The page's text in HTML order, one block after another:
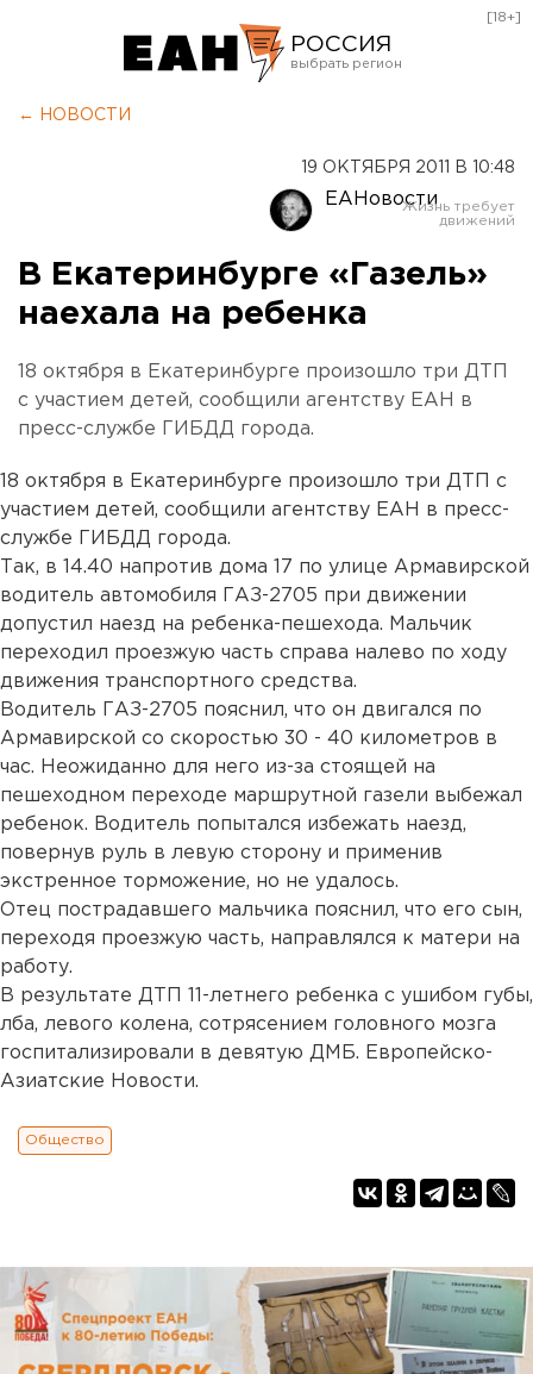
РОССИЯ
Оренбург
[18+]
← НОВОСТИ
19 ОКТЯБРЯ 2011 В 10:48
ЕАНовости
В Екатеринбурге «Газель»
наехала на ребенка
18 октября в Екатеринбурге произошло три ДТП
с участием детей, сообщили агентству ЕАН в
пресс-службе ГИБДД города.
18 октября в Екатеринбурге произошло три ДТП с
участием детей, сообщили агентству ЕАН в пресс-
службе ГИБДД города.
Так, в 14.40 напротив дома 17 по улице Армавирской
водитель автомобиля ГАЗ-2705 при движении
допустил наезд на ребенка-пешехода. Мальчик
переходил проезжую часть справа налево по ходу
движения транспортного средства.
Водитель ГАЗ-2705 пояснил, что он двигался по
Армавирской со скоростью 30 - 40 километров в
час. Неожиданно для него из-за стоящей на
пешеходном переходе маршрутной газели выбежал
ребенок. Водитель попытался избежать наезд,
повернув руль в левую сторону и применив
экстренное торможение, но не удалось.
Отец пострадавшего мальчика пояснил, что его сын,
переходя проезжую часть, направлялся к матери на
работу.
В результате ДТП 11-летнего ребенка с ушибом губы,
лба, левого колена, сотрясением головного мозга
госпитализировали в девятую ДМБ. Европейско-
Азиатские Новости.
Общество